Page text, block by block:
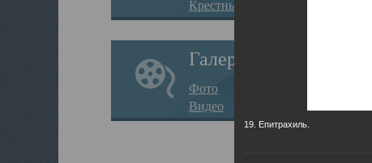
Крестные ходы
Галерея
Фото
Видео
19. Епитрахиль.